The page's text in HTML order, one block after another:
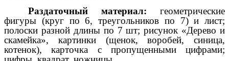
Раздаточный материал: геометрические
фигуры (круг по 6, треугольников по 7) и лист;
полоски разной длины по 7 шт; рисунок «Дерево и
скамейка», картинки (щенок, воробей, синица,
котенок), карточка с пропущенными цифрами;